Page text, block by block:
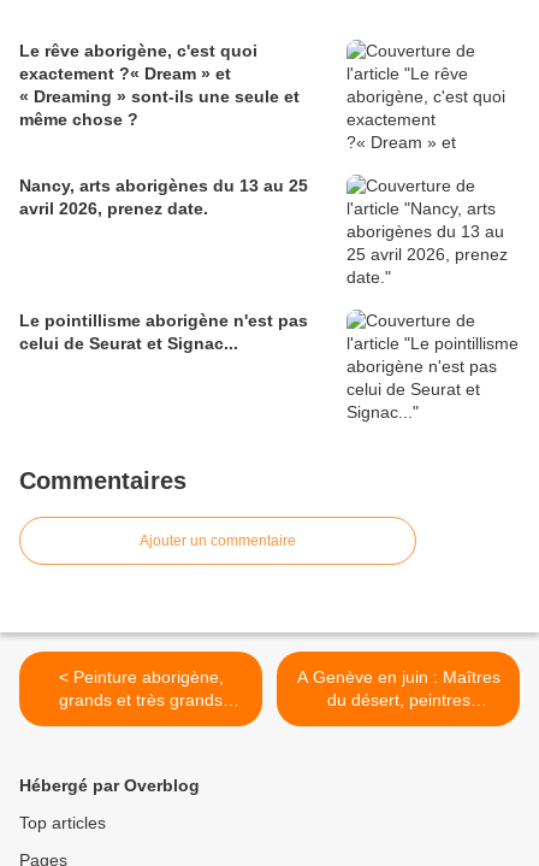
Le rêve aborigène, c'est quoi
exactement ?« Dream » et
« Dreaming » sont-ils une seule et
même chose ?
Nancy, arts aborigènes du 13 au 25
avril 2026, prenez date.
Le pointillisme aborigène n'est pas
celui de Seurat et Signac...
Commentaires
Ajouter un commentaire
< Peinture aborigène,
grands et très grands
formats
A Genève en juin : Maîtres
du désert, peintres
aborigènes d'Australie >
Hébergé par Overblog
Top articles
Pages